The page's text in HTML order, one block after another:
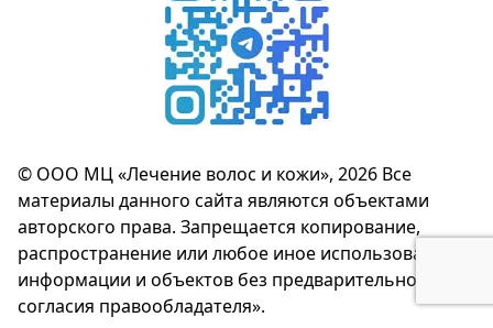
© ООО МЦ «Лечение волос и кожи», 2026 Все
материалы данного сайта являются объектами
авторского права. Запрещается копирование,
распространение или любое иное использование
информации и объектов без предварительного
согласия правообладателя».